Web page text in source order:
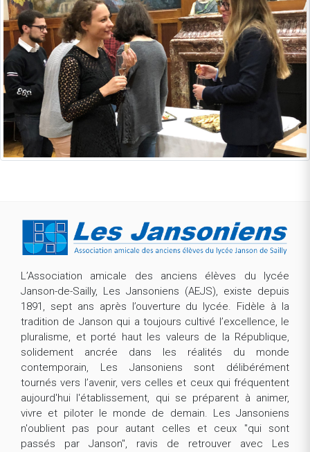
L’Association amicale des anciens élèves du lycée
Janson-de-Sailly, Les Jansoniens (AEJS), existe depuis
1891, sept ans après l’ouverture du lycée. Fidèle à la
tradition de Janson qui a toujours cultivé l’excellence, le
pluralisme, et porté haut les valeurs de la République,
solidement ancrée dans les réalités du monde
contemporain, Les Jansoniens sont délibérément
tournés vers l’avenir, vers celles et ceux qui fréquentent
aujourd'hui l'établissement, qui se préparent à animer,
vivre et piloter le monde de demain. Les Jansoniens
n'oublient pas pour autant celles et ceux "qui sont
passés par Janson", ravis de retrouver avec Les